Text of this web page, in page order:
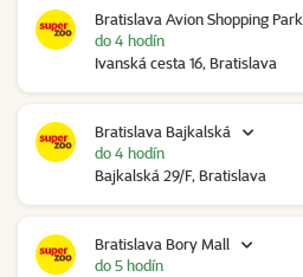
Bratislava Avion Shopping Park
Ivanská cesta 16, Bratislava
do 4 hodín
Bratislava Bajkalská
Bajkalská 29/F, Bratislava
do 4 hodín
Bratislava Bory Mall
do 5 hodín